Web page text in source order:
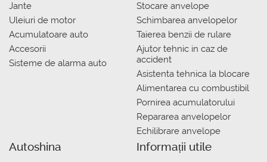
Jante
Uleiuri de motor
Acumulatoare auto
Accesorii
Sisteme de alarma auto
Stocare anvelope
Schimbarea anvelopelor
Taierea benzii de rulare
Ajutor tehnic in caz de
accident
Asistenta tehnica la blocare
Alimentarea cu combustibil
Pornirea acumulatorului
Repararea anvelopelor
Echilibrare anvelope
Autoshina Informații utile